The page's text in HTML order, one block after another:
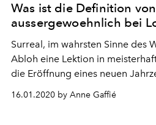
Was ist die Definition von
aussergewoehnlich bei
Surreal, im wahrsten Sinne des
Abloh eine Lektion in
die Eröffnung eines neuen
16.01.2020 by Anne Gaffié